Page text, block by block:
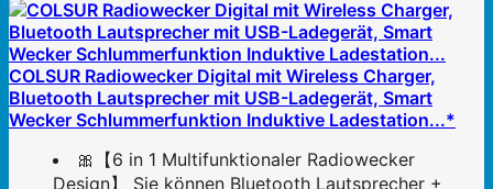
COLSUR Radiowecker Digital mit Wireless Charger,
Bluetooth Lautsprecher mit USB-Ladegerät, Smart
Wecker Schlummerfunktion Induktive Ladestation...*
🎀【6 in 1 Multifunktionaler Radiowecker
Design】 Sie können Bluetooth Lautsprecher +